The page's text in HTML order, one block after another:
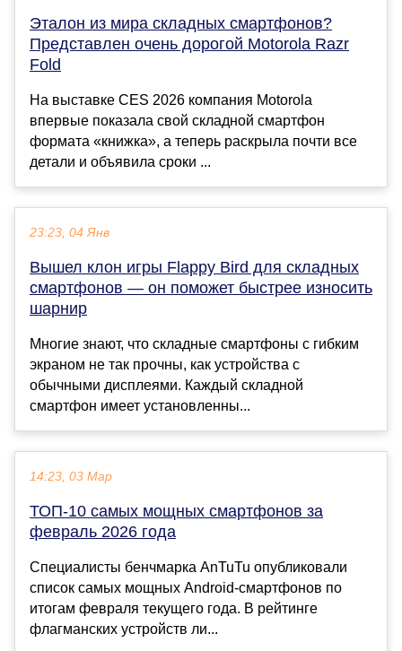
Эталон из мира складных смартфонов?
Представлен очень дорогой Motorola Razr
Fold
На выставке CES 2026 компания Motorola
впервые показала свой складной смартфон
формата «книжка», а теперь раскрыла почти все
детали и объявила сроки ...
23:23, 04 Янв
Вышел клон игры Flappy Bird для складных
смартфонов — он поможет быстрее износить
шарнир
Многие знают, что складные смартфоны с гибким
экраном не так прочны, как устройства с
обычными дисплеями. Каждый складной
смартфон имеет установленны...
14:23, 03 Мар
ТОП-10 самых мощных смартфонов за
февраль 2026 года
Специалисты бенчмарка AnTuTu опубликовали
список самых мощных Android-смартфонов по
итогам февраля текущего года. В рейтинге
флагманских устройств ли...